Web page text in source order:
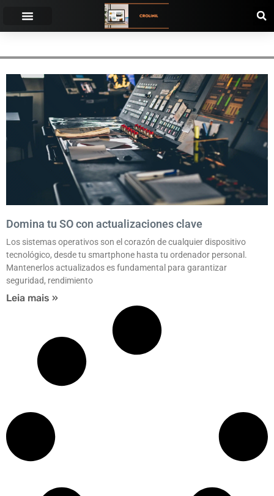
Domina tu SO con actualizaciones clave
Los sistemas operativos son el corazón de cualquier dispositivo
tecnológico, desde tu smartphone hasta tu ordenador personal.
Mantenerlos actualizados es fundamental para garantizar
seguridad, rendimiento
Leia mais »